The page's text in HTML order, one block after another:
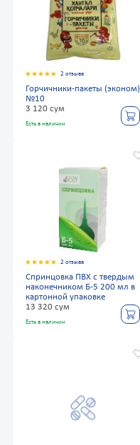
2 отзыва
Горчичники-пакеты (эконом)
№10
3 120 сум
Есть в наличии
2 отзыва
Спринцовка ПВХ с твердым
наконечником Б-5 200 мл в
картонной упаковке
13 320 сум
Есть в наличии